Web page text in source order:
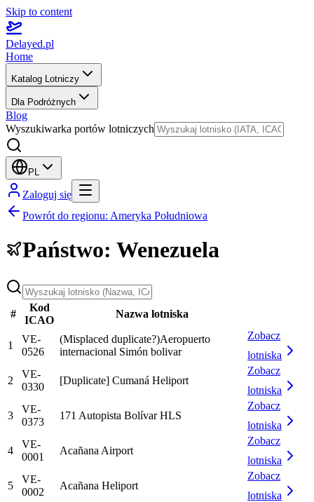
Skip to content
Delayed.pl
Home
Katalog Lotniczy
Dla Podróżnych
Blog
Wyszukiwarka portów lotniczych
PL
Zaloguj się
Powrót do regionu: Ameryka Południowa
Państwo: Wenezuela
#
Kod
ICAO
Nazwa lotniska
1
VE-
0526
(Misplaced duplicate?)Aeropuerto
internacional Simón bolivar
Zobacz
lotniska
2
VE-
0330
[Duplicate] Cumaná Heliport
Zobacz
lotniska
3
VE-
0373
171 Autopista Bolívar HLS
Zobacz
lotniska
4
VE-
0001
Acañana Airport
Zobacz
lotniska
5
VE-
0002
Acañana Heliport
Zobacz
lotniska